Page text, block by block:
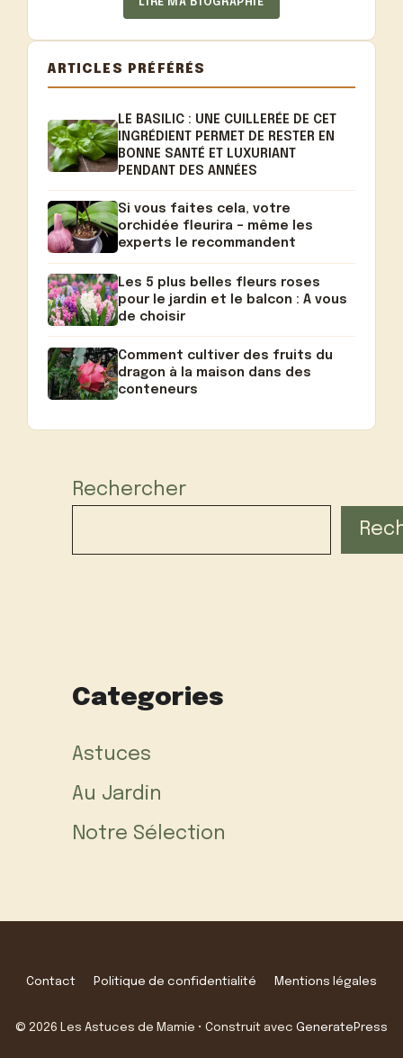
LIRE MA BIOGRAPHIE
ARTICLES PRÉFÉRÉS
LE BASILIC : UNE CUILLERÉE DE CET
INGRÉDIENT PERMET DE RESTER EN
BONNE SANTÉ ET LUXURIANT
PENDANT DES ANNÉES
Si vous faites cela, votre
orchidée fleurira – même les
experts le recommandent
Les 5 plus belles fleurs roses
pour le jardin et le balcon : A vous
de choisir
Comment cultiver des fruits du
dragon à la maison dans des
conteneurs
Rechercher
Categories
Astuces
Au Jardin
Notre Sélection
Contact Politique de confidentialité Mentions légales
© 2026 Les Astuces de Mamie • Construit avec GeneratePress